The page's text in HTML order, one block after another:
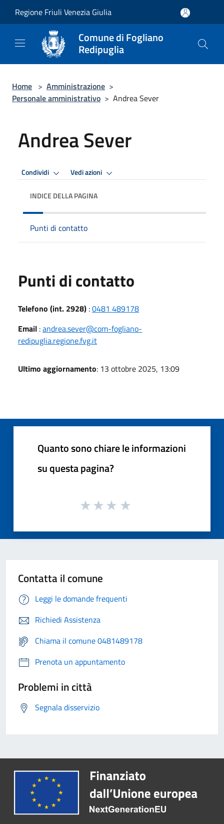
Regione Friuli Venezia Giulia
Comune di Fogliano
Redipuglia
Home > Amministrazione >
Personale amministrativo > Andrea Sever
Andrea Sever
Condividi Vedi azioni
INDICE DELLA PAGINA
Punti di contatto
Punti di contatto
Telefono (int. 2928) :0481 489178
Email :andrea.sever@com-fogliano-
redipuglia.regione.fvg.it
Ultimo aggiornamento: 13 ottobre 2025, 13:09
Quanto sono chiare le informazioni
su questa pagina?
Contatta il comune
Leggi le domande frequenti
Richiedi Assistenza
Chiama il comune 0481489178
Prenota un appuntamento
Problemi in città
Segnala disservizio